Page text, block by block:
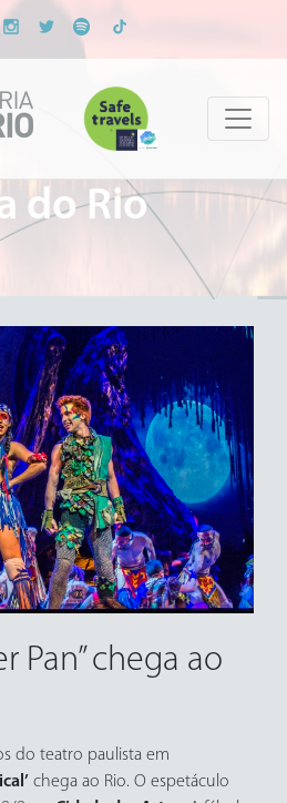
do Rio
Pan” chega ao
do teatro paulista em
chega ao Rio. O espetáculo